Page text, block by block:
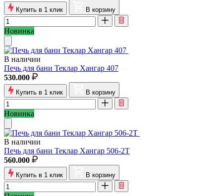
Купить в 1 клик В корзину
Новинка
В наличии
Печь для бани Теклар Хангар 407
530.000
Купить в 1 клик В корзину
Новинка
В наличии
Печь для бани Теклар Хангар 506-2Т
560.000
Купить в 1 клик В корзину